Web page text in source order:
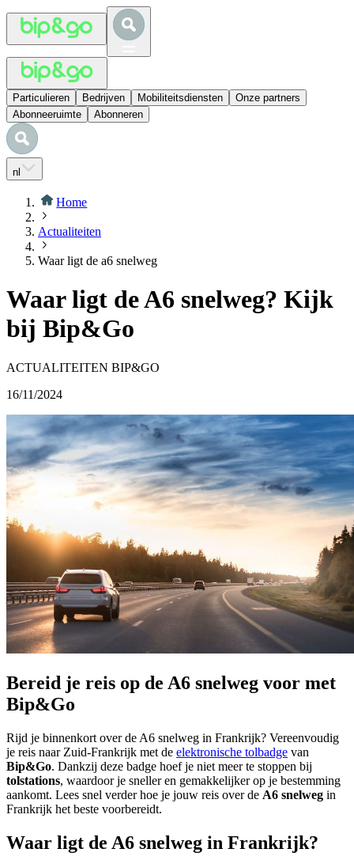
Particulieren Bedrijven Mobiliteitsdiensten
Onze partners
Abonneeruimte
Abonneren
nl
Home
Actualiteiten
Waar ligt de a6 snelweg
Waar ligt de A6 snelweg? Kijk
bij Bip&Go
ACTUALITEITEN BIP&GO
16/11/2024
Bereid je reis op de A6 snelweg voor met
Bip&Go
Rijd je binnenkort over de A6 snelweg in Frankrijk? Vereenvoudig
je reis naar Zuid-Frankrijk met de elektronische tolbadge van
Bip&Go. Dankzij deze badge hoef je niet meer te stoppen bij
tolstations, waardoor je sneller en gemakkelijker op je bestemming
aankomt. Lees snel verder hoe je jouw reis over de A6 snelweg in
Frankrijk het beste voorbereidt.
Waar ligt de A6 snelweg in Frankrijk?